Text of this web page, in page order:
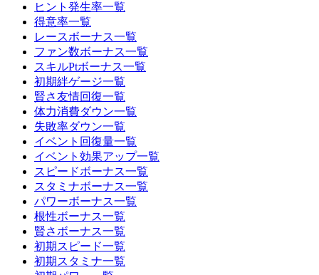
ヒント発生率一覧
得意率一覧
レースボーナス一覧
ファン数ボーナス一覧
スキルPtボーナス一覧
初期絆ゲージ一覧
賢さ友情回復一覧
体力消費ダウン一覧
失敗率ダウン一覧
イベント回復量一覧
イベント効果アップ一覧
スピードボーナス一覧
スタミナボーナス一覧
パワーボーナス一覧
根性ボーナス一覧
賢さボーナス一覧
初期スピード一覧
初期スタミナ一覧